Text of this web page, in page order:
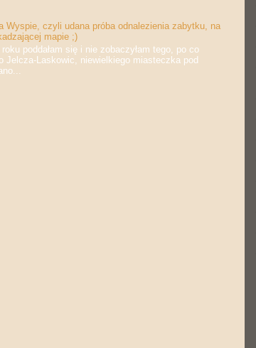
Wyspie, czyli udana próba odnalezienia zabytku, na
mapie ;)
poddałam się i nie zobaczyłam tego, po co
Jelcza-Laskowic, niewielkiego miasteczka pod